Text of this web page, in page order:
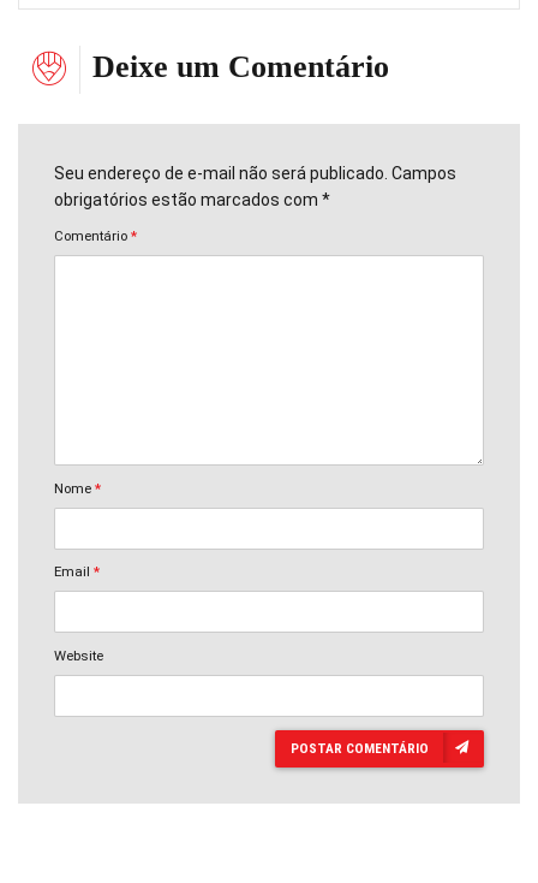
Deixe um Comentário
Seu endereço de e-mail não será publicado. Campos
obrigatórios estão marcados com *
Comentário *
Nome *
Email *
Website
POSTAR COMENTÁRIO